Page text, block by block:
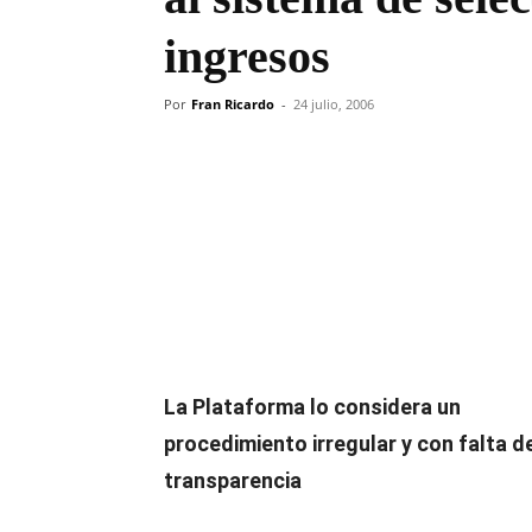
ingresos
Por Fran Ricardo - 24 julio, 2006
La Plataforma lo considera un
procedimiento irregular y con falta
transparencia